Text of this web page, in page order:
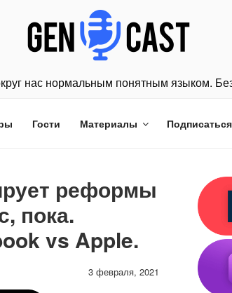
нас нормальным понятным языком.
Гости Материалы Подписаться
реформы
пока.
vs Apple.
3 февраля, 2021